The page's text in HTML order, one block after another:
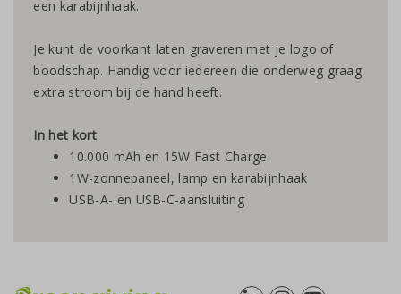
een karabijnhaak.
Je kunt de voorkant laten graveren met je logo of
boodschap. Handig voor iedereen die onderweg graag
extra stroom bij de hand heeft.
In het kort
10.000 mAh en 15W Fast Charge
1W-zonnepaneel, lamp en karabijnhaak
USB-A- en USB-C-aansluiting